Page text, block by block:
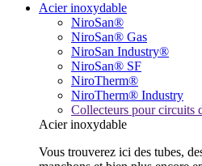
Acier inoxydable
NiroSan®
NiroSan® Gas
NiroSan Industry®
NiroSan® SF
NiroTherm®
NiroTherm® Industry
Collecteurs pour circuits
Acier inoxydable
Vous trouverez ici des tubes,